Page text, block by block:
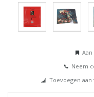
Neem
Toevoegen